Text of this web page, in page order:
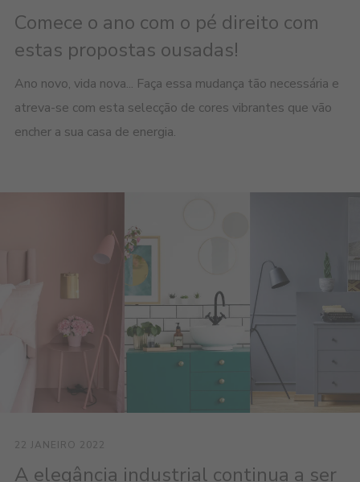
Comece o ano com o pé direito com
estas propostas ousadas!
Ano novo, vida nova... Faça essa mudança tão necessária e
atreva-se com esta selecção de cores vibrantes que vão
encher a sua casa de energia.
22 JANEIRO 2022
A elegância industrial continua a ser